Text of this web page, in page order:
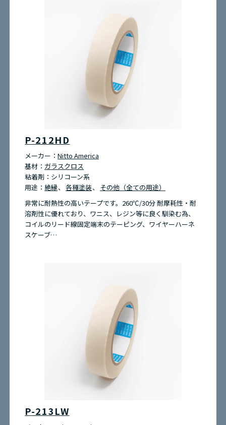
P-212HD
メーカー：Nitto America
基材： ガラスクロス
粘着剤： シリコーン系
用途： 絶縁 各種塗装
その他（全ての用途）
非常に耐熱性の高いテープです。260℃/30分 耐摩耗性・耐
溶剤性に優れており、ワニス、レジン等に良く馴染む為、
コイルのリード線固定端末のテーピング、ワイヤーハーネ
スケーブ…
P-213LW